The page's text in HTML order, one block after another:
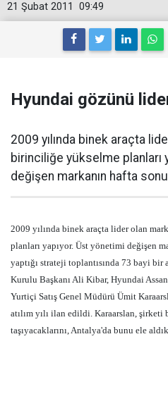
09:49
21 Şubat 2011
Hyundai gözünü
2009 yılında binek araçta
birinciliğe yükselme planları
değişen markanın hafta
2009 yılında binek araçta lider olan
planları yapıyor. Üst yönetimi değişen
yaptığı strateji toplantısında 73 bayi
Kurulu Başkanı Ali Kibar, Hyundai
Yurtiçi Satış Genel Müdürü Ümit
atılım yılı ilan edildi. Karaarslan,
taşıyacaklarını, Antalya'da bunu ele